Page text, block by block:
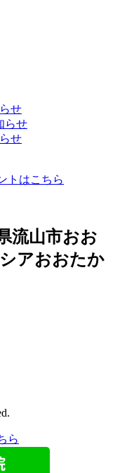
せ
らせ
せ
流山市おお
アおおたか